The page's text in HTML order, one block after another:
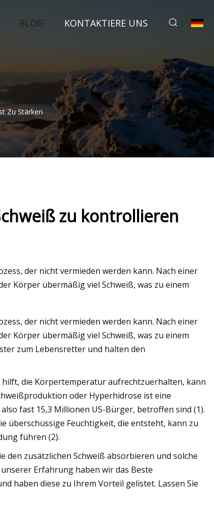
BLOG KONTAKTIERE UNS
Zu Stärken
zu kontrollieren
der nicht vermieden werden kann. Nach einer
Körper übermäßig viel Schweiß, was zu einem
der nicht vermieden werden kann. Nach einer
Körper übermäßig viel Schweiß, was zu einem
zum Lebensretter und halten den
die Körpertemperatur aufrechtzuerhalten, kann
oder Hyperhidrose ist eine
fast 15,3 Millionen US-Bürger, betroffen sind (1).
überschüssige Feuchtigkeit, die entsteht, kann zu
führen (2).
den zusätzlichen Schweiß absorbieren und solche
Erfahrung haben wir das Beste
haben diese zu Ihrem Vorteil gelistet. Lassen Sie